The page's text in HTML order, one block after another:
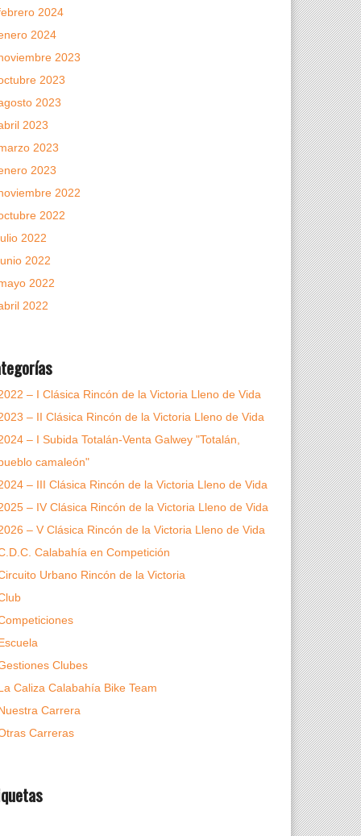
2024
2024
2023
2023
2023
2023
2023
2023
2022
2022
2022
2022
2022
2022
– I Clásica Rincón de la Victoria Lleno de Vida
– II Clásica Rincón de la Victoria Lleno de Vida
– I Subida Totalán-Venta Galwey "Totalán,
camaleón"
– III Clásica Rincón de la Victoria Lleno de Vida
– IV Clásica Rincón de la Victoria Lleno de Vida
– V Clásica Rincón de la Victoria Lleno de Vida
Calabahía en Competición
Urbano Rincón de la Victoria
Clubes
Caliza Calabahía Bike Team
Carrera
Carreras